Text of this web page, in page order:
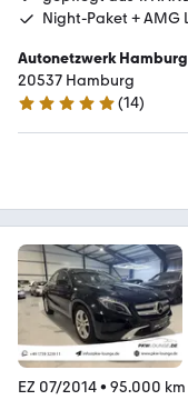
Night-Paket + AMG
Autonetzwerk Hamburg
20537 Hamburg
4.9 Sterne
(14)
EZ 07/2014• 95.000 km